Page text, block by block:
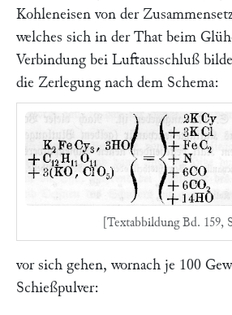
Kohleneisen von der
welches sich in der That beim
Verbindung bei Luftausschluß
die Zerlegung nach dem Schema:
[Textabbildung Bd. 159,
vor sich gehen, wornach je 100
Schießpulver: